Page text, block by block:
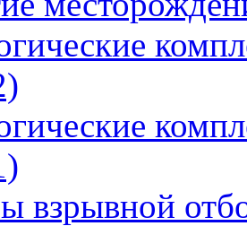
взрывной